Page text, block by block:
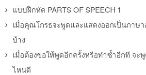
แบบฝึกหัด PARTS OF SPEECH 1
เมื่อคุณโกรธจะพูดและแสดงออกเป็นภาษ
บ้าง
เมื่อต้องขอให้พูดอีกครั้งหรือทำซ้ำอีกที จะ
ไหนดี